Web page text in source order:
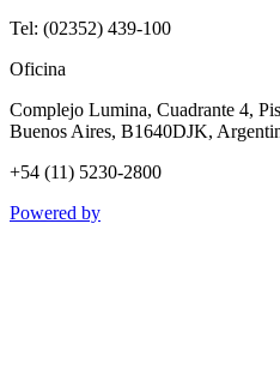
Tel: (02352) 439-100
Oficina
Complejo Lumina, Cuadrante 4,
Buenos Aires, B1640DJK,
+54 (11) 5230-2800
Powered by